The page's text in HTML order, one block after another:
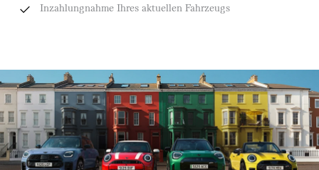
Inzahlungnahme Ihres aktuellen Fahrzeugs